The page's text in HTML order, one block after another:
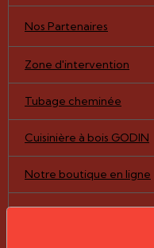
Nos Partenaires
Zone d'intervention
Tubage cheminée
Cuisinière à bois GODIN
Notre boutique en ligne
Pièces détachées/vitres